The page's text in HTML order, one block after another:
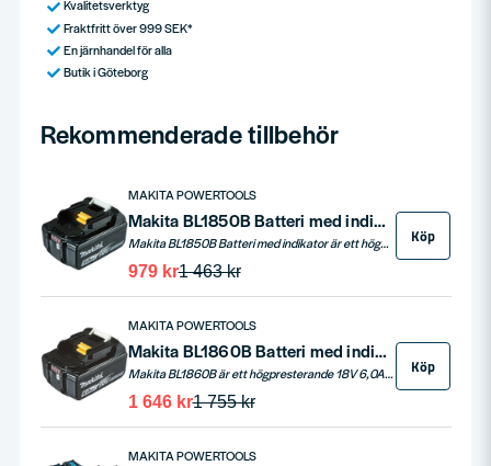
Kvalitetsverktyg
Fraktfritt över 999 SEK*
En järnhandel för alla
Butik i Göteborg
Rekommenderade tillbehör
MAKITA POWERTOOLS
Makita BL1850B Batteri med indikator 18V 5,0ah
Makita BL1850B Batteri med indikator är ett högkvalitativt 18V-batteri med en kapacitet på 5,0 Ah som är utformat för att ge hög prestanda och pålitlig drifttid för Makitas 18V-verktyg. Batteriet har en inbyggd LED-indikator som visar batteriets laddningsnivå i realtid.
1 463 kr
979 kr
Köp
MAKITA POWERTOOLS
Makita BL1860B Batteri med indikator 18V 6,0ah
Makita BL1860B är ett högpresterande 18V 6,0Ah Li-ion batteri som är designat för att ge dina Makita-verktyg en kraftfull och långvarig prestanda. Med en praktisk laddningsindikator kan du enkelt hålla koll på batteriets status och planera ditt arbete effektivt. Detta batteri är utrustat med en avancerad säkerhetskrets som skyddar mot överladdning, överdragning och kortslutning, vilket garanterar en säker användning under alla förhållanden. Kompatibiliteten med ett brett utbud av Makita-verktyg gör det till en mångsidig komponent i din verktygssamling. Med en energikapacitet på 108 Wh och en nettovikt på endast 0,85 kg kombinerar Makita BL1860B pålitlighet med användarvänlighet.
1 755 kr
1 646 kr
Köp
MAKITA POWERTOOLS